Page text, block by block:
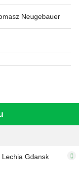
Neugebauer
Lechia Gdansk